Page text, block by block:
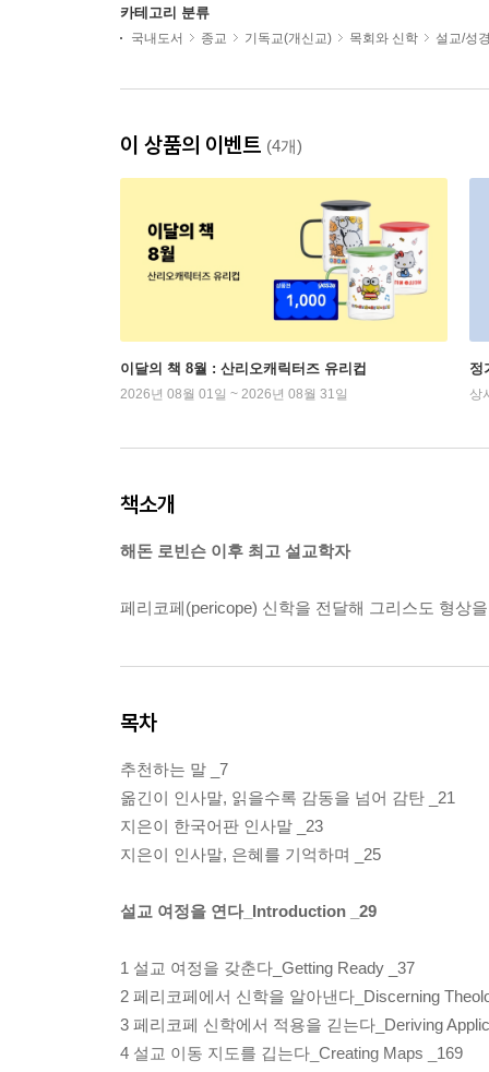
카테고리 분류
국내도서 종교 기독교(개신교) 목회와 신학 설교/성
이 상품의 이벤트 (4개)
이달의 책 8월 : 산리오캐릭터즈 유리컵
2026년 08월 01일 ~ 2026년 08월 31일
정
상
책소개
해돈 로빈슨 이후 최고 설교학자
페리코페(pericope) 신학을 전달해 그리스도 형상
목차
추천하는 말 _7
옮긴이 인사말, 읽을수록 감동을 넘어 감탄 _21
지은이 한국어판 인사말 _23
지은이 인사말, 은혜를 기억하며 _25
설교 여정을 연다_Introduction _29
1 설교 여정을 갖춘다_Getting Ready _37
2 페리코페에서 신학을 알아낸다_Discerning
3 페리코페 신학에서 적용을 긷는다_Deriving
4 설교 이동 지도를 깁는다_Creating Maps _169